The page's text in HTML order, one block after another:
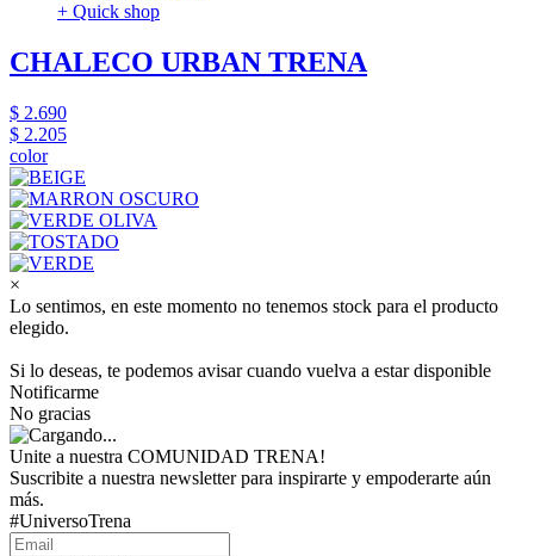
+ Quick shop
CHALECO URBAN TRENA
$ 2.690
$ 2.205
color
×
Lo sentimos, en este momento no tenemos stock para el producto
elegido.
Si lo deseas, te podemos avisar cuando vuelva a estar disponible
Notificarme
No gracias
Unite a nuestra COMUNIDAD TRENA!
Suscribite a nuestra newsletter para inspirarte y empoderarte aún
más.
#UniversoTrena